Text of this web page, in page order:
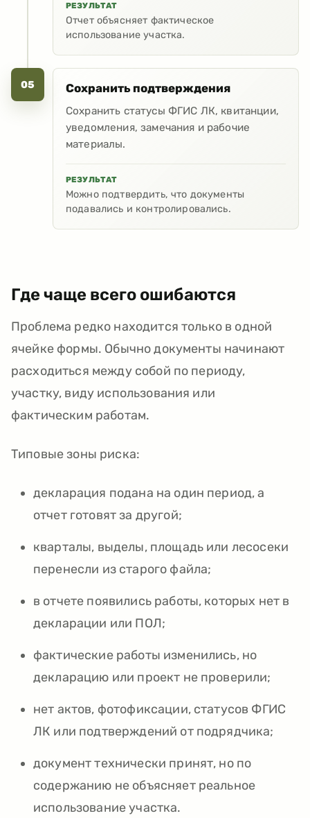
РЕЗУЛЬТАТ
Отчет объясняет фактическое
использование участка.
05 Сохранить подтверждения
Сохранить статусы ФГИС ЛК, квитанции,
уведомления, замечания и рабочие
материалы.
РЕЗУЛЬТАТ
Можно подтвердить, что документы
подавались и контролировались.
Где чаще всего ошибаются
Проблема редко находится только в одной
ячейке формы. Обычно документы начинают
расходиться между собой по периоду,
участку, виду использования или
фактическим работам.
Типовые зоны риска:
декларация подана на один период, а
отчет готовят за другой;
кварталы, выделы, площадь или лесосеки
перенесли из старого файла;
в отчете появились работы, которых нет в
декларации или ПОЛ;
фактические работы изменились, но
декларацию или проект не проверили;
нет актов, фотофиксации, статусов ФГИС
ЛК или подтверждений от подрядчика;
документ технически принят, но по
содержанию не объясняет реальное
использование участка.